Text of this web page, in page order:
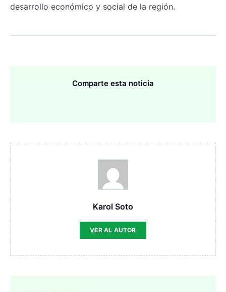
desarrollo económico y social de la región.
Comparte esta noticia
Karol Soto
VER AL AUTOR